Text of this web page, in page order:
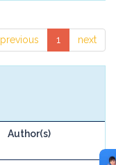
previous 1 next
Author(s)